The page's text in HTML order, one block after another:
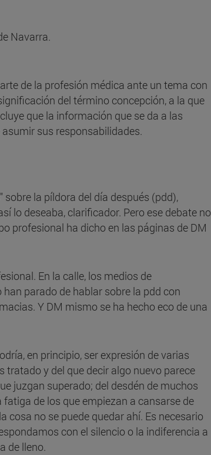
Navarra.
de la profesión médica ante un tema con
del término concepción, a la que
que la información que se da a las
sus responsabilidades.
la píldora del día después (pdd),
lo deseaba, clarificador. Pero ese debate no
profesional ha dicho en las páginas de DM
En la calle, los medios de
parado de hablar sobre la pdd con
Y DM mismo se ha hecho eco de una
en principio, ser expresión de varias
y del que decir algo nuevo parece
juzgan superado; del desdén de muchos
de los que empiezan a cansarse de
cosa no se puede quedar ahí. Es necesario
con el silencio o la indiferencia a
de lleno.